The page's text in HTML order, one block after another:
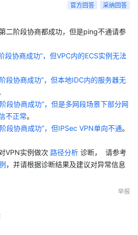
官方回答 采纳回答
二阶段协商都成功，但是ping不通请参
段协商成功”，但VPC内的ECS实例无法
段协商成功”，但本地IDC内的服务器无
段协商成功”，但是多网段场景下部分网
不正常。
段协商成功”，但IPSec VPN单向不通。
VPN实例做次 路径分析 诊断， 请参考
，并请根据诊断结果及建议对异常信息
举报